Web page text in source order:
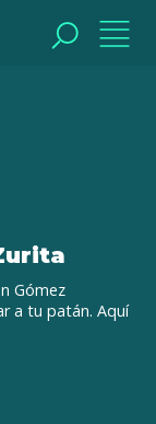
y Los
Gómez
a tu patán. Aquí